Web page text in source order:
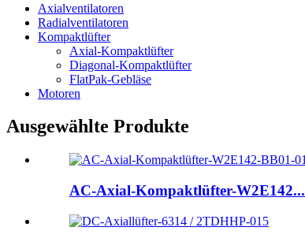
Axialventilatoren
Radialventilatoren
Kompaktlüfter
Axial-Kompaktlüfter
Diagonal-Kompaktlüfter
FlatPak-Gebläse
Motoren
Ausgewählte Produkte
AC-Axial-Kompaktlüfter-W2E142...